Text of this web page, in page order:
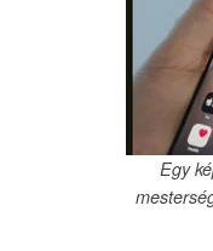
Egy